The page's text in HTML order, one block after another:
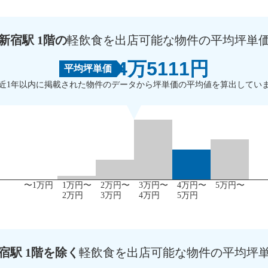
宿駅 1階の軽飲食を出店可能な物件の平均坪単
平均坪単価 4万5111円
1年以内に掲載された物件のデータから坪単価の平均値を算出していま
〜1万円
1万円〜
2万円
2万円〜
3万円
3万円〜
4万円
4万円〜
5万円
5万円〜
駅 1階を除く 軽飲食を出店可能な物件の平均坪